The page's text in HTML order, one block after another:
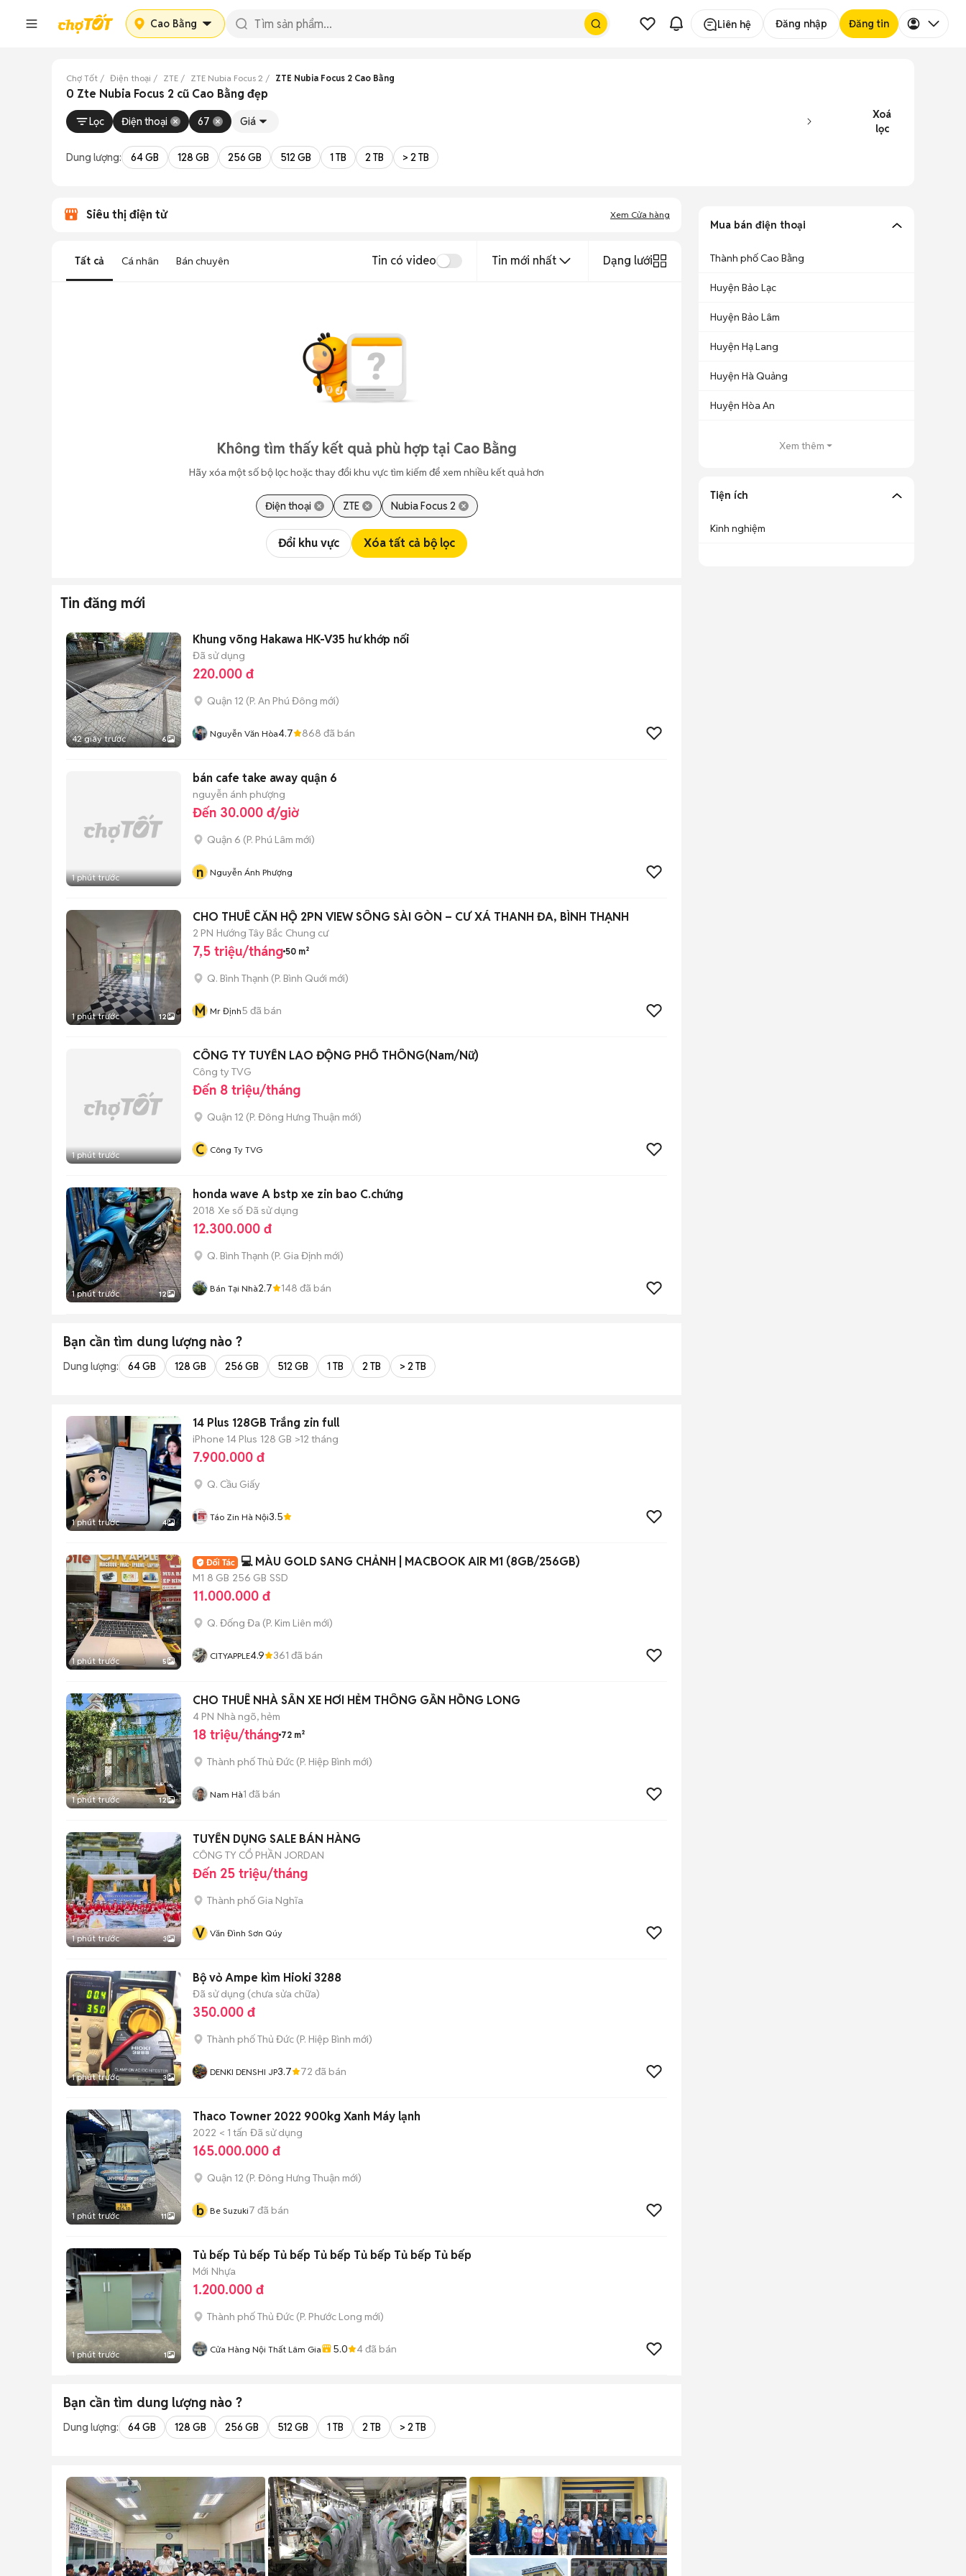
Cao Bằng Liên hệ Đăng nhập Đăng tin
Chợ Tốt Điện thoại ZTE ZTE Nubia Focus 2 ZTE Nubia Focus 2 Cao Bằng
0 Zte Nubia Focus 2 cũ Cao Bằng đẹp
Lọc Điện thoại 67 Giá
Xoá
lọc
Dung lượng: 64 GB 128 GB 256 GB 512 GB 1 TB 2 TB > 2 TB
Siêu thị điện tử Xem Cửa hàng
Tất cả Cá nhân Bán chuyên Tin có video Tin mới nhất Dạng lưới
Không tìm thấy kết quả phù hợp tại Cao Bằng
Hãy xóa một số bộ lọc hoặc thay đổi khu vực tìm kiếm để xem nhiều kết quả hơn
Điện thoại ZTE Nubia Focus 2
Đổi khu vực Xóa tất cả bộ lọc
Tin đăng mới
42 giây trước 6
Khung võng Hakawa HK-V35 hư khớp nối
Đã sử dụng
220.000 đ
Quận 12 (P. An Phú Đông mới)
Nguyễn Văn Hòa4.7 868 đã bán
1 phút trước
bán cafe take away quận 6
nguyễn ánh phượng
Đến 30.000 đ/giờ
Quận 6 (P. Phú Lâm mới)
n Nguyễn Ánh Phượng
1 phút trước 12
CHO THUÊ CĂN HỘ 2PN VIEW SÔNG SÀI GÒN – CƯ XÁ THANH ĐA, BÌNH THẠNH
2 PN Hướng Tây Bắc Chung cư
7,5 triệu/tháng 50 m²
Q. Bình Thạnh (P. Bình Quới mới)
M Mr Định5 đã bán
1 phút trước
CÔNG TY TUYỂN LAO ĐỘNG PHỔ THÔNG(Nam/Nữ)
Công ty TVG
Đến 8 triệu/tháng
Quận 12 (P. Đông Hưng Thuận mới)
C Công Ty TVG
1 phút trước 12
honda wave A bstp xe zin bao C.chứng
2018 Xe số Đã sử dụng
12.300.000 đ
Q. Bình Thạnh (P. Gia Định mới)
Bán Tại Nhà2.7 148 đã bán
Bạn cần tìm dung lượng nào ?
Dung lượng: 64 GB 128 GB 256 GB 512 GB 1 TB 2 TB > 2 TB
1 phút trước 4
14 Plus 128GB Trắng zin full
iPhone 14 Plus 128 GB >12 tháng
7.900.000 đ
Q. Cầu Giấy
Táo Zin Hà Nội3.5
1 phút trước 5
💻 MÀU GOLD SANG CHẢNH | MACBOOK AIR M1 (8GB/256GB)
M1 8 GB 256 GB SSD
11.000.000 đ
Q. Đống Đa (P. Kim Liên mới)
CITYAPPLE4.9 361 đã bán
1 phút trước 12
CHO THUÊ NHÀ SÂN XE HƠI HẺM THÔNG GẦN HỒNG LONG
4 PN Nhà ngõ, hẻm
18 triệu/tháng 72 m²
Thành phố Thủ Đức (P. Hiệp Bình mới)
Nam Hà1 đã bán
1 phút trước 3
TUYỂN DỤNG SALE BÁN HÀNG
CÔNG TY CỔ PHẦN JORDAN
Đến 25 triệu/tháng
Thành phố Gia Nghĩa
V Văn Đình Sơn Qúy
1 phút trước 3
Bộ vỏ Ampe kìm Hioki 3288
Đã sử dụng (chưa sửa chữa)
350.000 đ
Thành phố Thủ Đức (P. Hiệp Bình mới)
DENKI DENSHI JP3.7 72 đã bán
1 phút trước 11
Thaco Towner 2022 900kg Xanh Máy lạnh
2022 < 1 tấn Đã sử dụng
165.000.000 đ
Quận 12 (P. Đông Hưng Thuận mới)
b Be Suzuki7 đã bán
1 phút trước 1
Tủ bếp Tủ bếp Tủ bếp Tủ bếp Tủ bếp Tủ bếp Tủ bếp
Mới Nhựa
1.200.000 đ
Thành phố Thủ Đức (P. Phước Long mới)
Cửa Hàng Nội Thất Lâm Gia 5.0 4đã bán
Bạn cần tìm dung lượng nào ?
Dung lượng: 64 GB 128 GB 256 GB 512 GB 1 TB 2 TB > 2 TB
Mua bán điện thoại
Thành phố Cao Bằng
Huyện Bảo Lạc
Huyện Bảo Lâm
Huyện Hạ Lang
Huyện Hà Quảng
Huyện Hòa An
Xem thêm
Tiện ích
Kinh nghiệm